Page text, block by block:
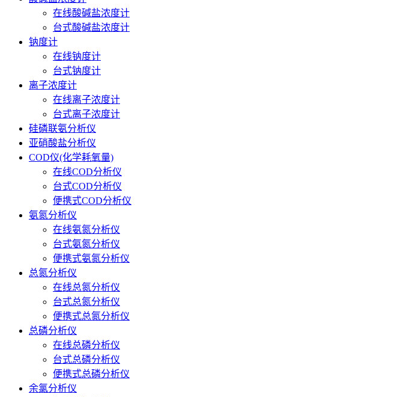
在线酸碱盐浓度计
台式酸碱盐浓度计
钠度计
在线钠度计
台式钠度计
离子浓度计
在线离子浓度计
台式离子浓度计
硅磷联氨分析仪
亚硝酸盐分析仪
COD仪(化学耗氧量)
在线COD分析仪
台式COD分析仪
便携式COD分析仪
氨氮分析仪
在线氨氮分析仪
台式氨氮分析仪
便携式氨氮分析仪
总氮分析仪
在线总氮分析仪
台式总氮分析仪
便携式总氮分析仪
总磷分析仪
在线总磷分析仪
台式总磷分析仪
便携式总磷分析仪
余氯分析仪